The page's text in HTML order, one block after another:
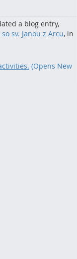
a blog entry,
sv. Janou z Arcu, in
(Opens New